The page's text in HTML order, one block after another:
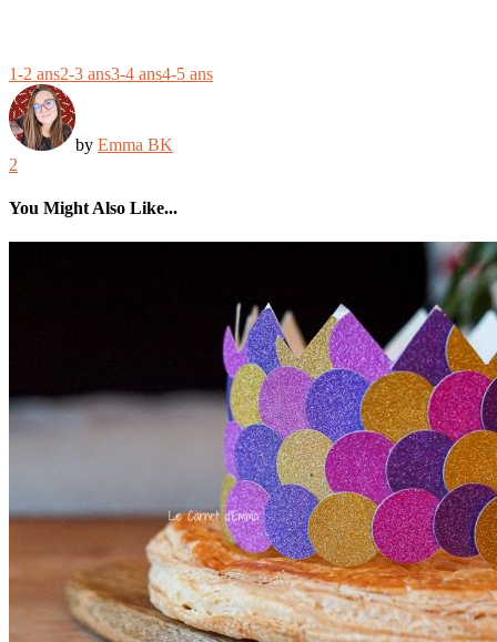
1-2 ans2-3 ans3-4 ans4-5 ans
by Emma BK
2
You Might Also Like...